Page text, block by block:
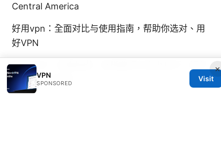
Central America
好用vpn：全面对比与使用指南，帮助你选对、用
好VPN
网页VPN：全面指南、选择要点与实用技巧，提升
上网隐私与安全
×
VPN
SPONSORED
Visit